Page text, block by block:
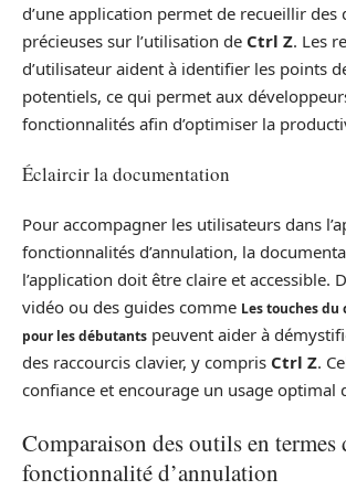
d’une application permet de recueillir des
précieuses sur l’utilisation de Ctrl Z. Les
d’utilisateur aident à identifier les points
potentiels, ce qui permet aux
fonctionnalités afin d’optimiser la
Éclaircir la documentation
Pour accompagner les utilisateurs dans
fonctionnalités d’annulation, la
l’application doit être claire et accessible.
vidéo ou des guides comme Les touches
pour les débutants peuvent aider à
des raccourcis clavier, y compris Ctrl Z.
confiance et encourage un usage optimal
Comparaison des outils en termes
fonctionnalité d’annulation